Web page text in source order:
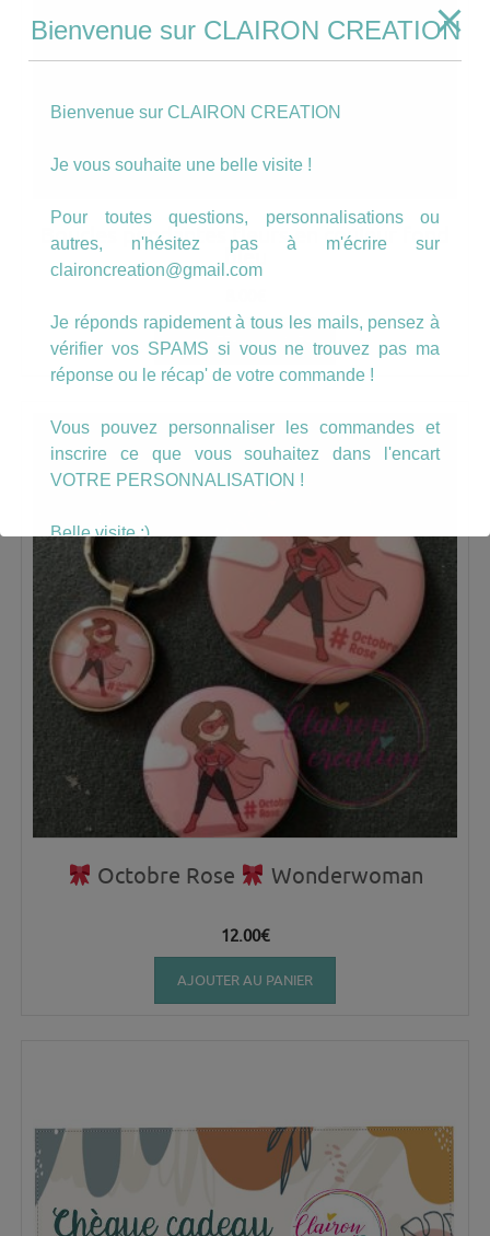
Boucles pendantes fleurs en couleur fond
bleu
AJOUTER AU PANIER
Octobre Rose Wonderwoman
12.00€
AJOUTER AU PANIER
Bienvenue sur CLAIRON CREATION
Bienvenue sur CLAIRON CREATION
Je vous souhaite une belle visite !
Pour toutes questions, personnalisations ou
autres, n'hésitez pas à m'écrire sur
claironcreation@gmail.com
Je réponds rapidement à tous les mails, pensez à
vérifier vos SPAMS si vous ne trouvez pas ma
réponse ou le récap' de votre commande !
Vous pouvez personnaliser les commandes et
inscrire ce que vous souhaitez dans l'encart
VOTRE PERSONNALISATION !
Belle visite :)